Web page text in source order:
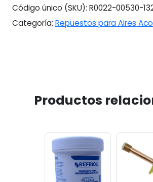
Código único (SKU): R0022-00530-
Categoría: Repuestos para Aires
Productos